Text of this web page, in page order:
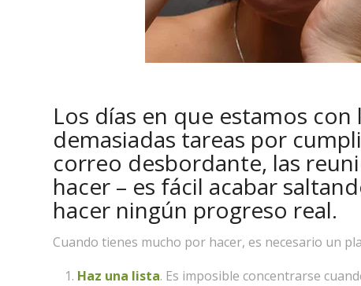
Los días en que estamos
demasiadas tareas por
correo desbordante, las
hacer – es fácil acabar
hacer ningún progreso real.
Cuando tienes mucho por hacer, es necesario un
Haz una lista. Es imposible concentrarse